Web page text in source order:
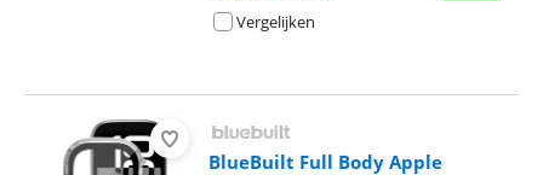
Vergelijken
BlueBuilt Full Body Apple